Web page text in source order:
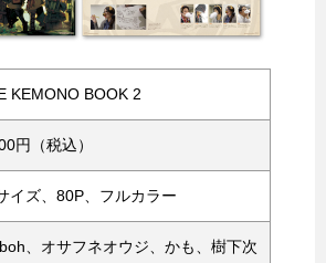
KEMONO BOOK 2
円（税込）
イズ、80P、フルカラー
、オサフネオウジ、かも、樹下次